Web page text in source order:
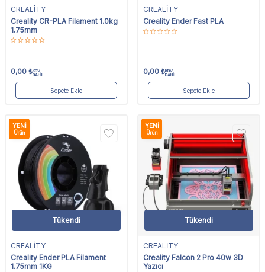
CREALİTY
Creality CR-PLA Filament 1.0kg
1.75mm
0,00 ₺KDV
DAHİL
Sepete Ekle
CREALİTY
Creality Ender Fast PLA
0,00 ₺KDV
DAHİL
Sepete Ekle
YENI
Ürün
Tükendi
CREALİTY
Creality Ender PLA Filament
1.75mm 1KG
YENI
Ürün
Tükendi
CREALİTY
Creality Falcon 2 Pro 40w 3D
Yazıcı